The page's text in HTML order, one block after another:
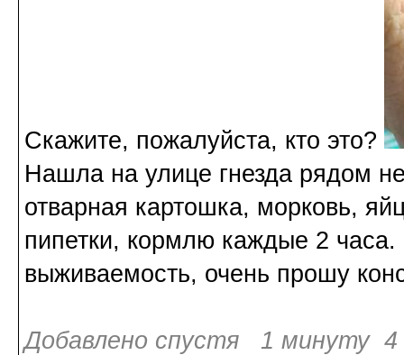
Скажите, пожалуйста, кто это?
Нашла на улице гнезда рядом
отварная картошка, морковь,
пипетки, кормлю каждые 2 часа.
выживаемость, очень прошу
Добавлено спустя 1 минуту 4